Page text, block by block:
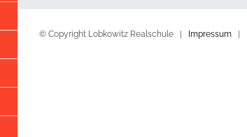
© Copyright Lobkowitz Realschule | Impressum